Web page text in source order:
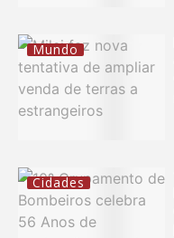
Mundo
Cidades